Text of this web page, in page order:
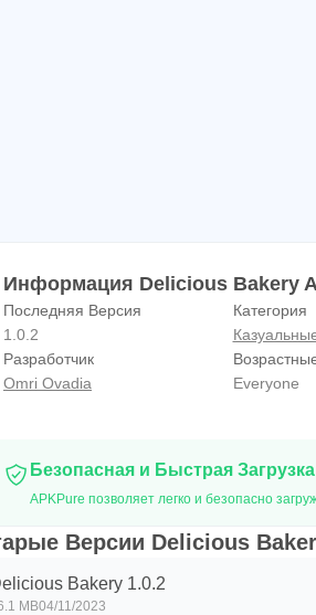
Информация Delicious Bakery
Последняя Версия
1.0.2
Категория
Разработчик
Omri Ovadia
Everyone
Безопасная и Быстрая
APKPure позволяет легко и безопасно
Версии Delicious
Bakery 1.0.2
MB04/11/2023